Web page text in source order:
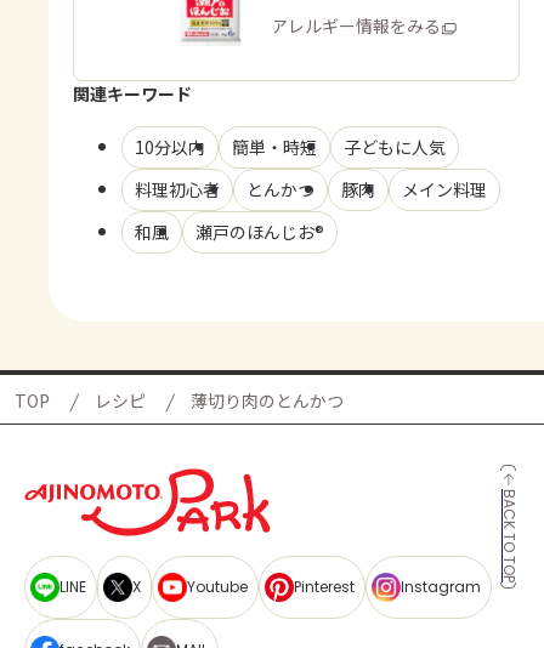
商品・アレルギー情報をみる
関連キーワード
10分以内 簡単・時短
子どもに人気
料理初心者
とんかつ 豚肉
メイン料理
和風
瀬戸のほんじお®
TOP レシピ 薄切り肉のとんかつ
BACK TO TOP
LINE X Youtube Pinterest Instagram